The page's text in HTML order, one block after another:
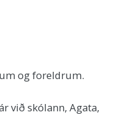
og foreldrum.
við skólann, Agata,